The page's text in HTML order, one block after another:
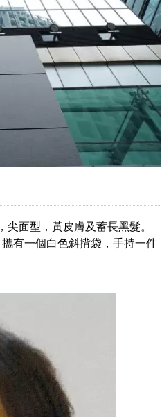
面型，黃皮膚及蓄長黑髮。
有一個白色斜揹袋，手持一件